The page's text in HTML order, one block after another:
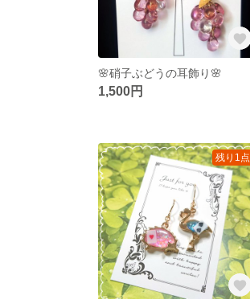
🌸硝子ぶどうの耳飾り🌸
1,500円
残り1点